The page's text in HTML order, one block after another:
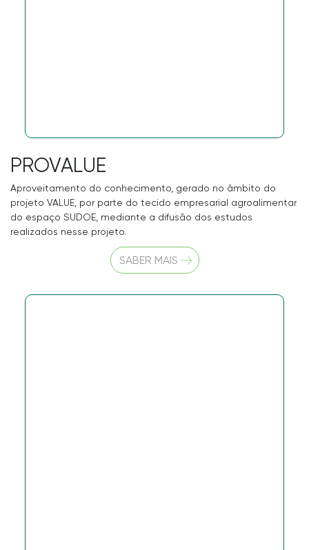
PROVALUE
Aproveitamento do conhecimento, gerado no âmbito do
projeto VALUE, por parte do tecido empresarial agroalimentar
do espaço SUDOE, mediante a difusão dos estudos
realizados nesse projeto.
SABER MAIS